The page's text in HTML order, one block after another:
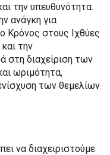
την υπευθυνότητα.
ανάγκη για
Κρόνος στους Ιχθύες
την
στη διαχείριση των
ωριμότητα,
των θεμελίων
να διαχειριστούμε